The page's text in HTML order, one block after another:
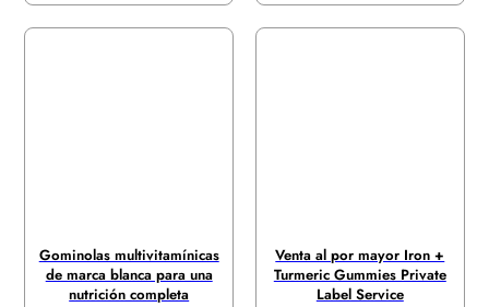
Gominolas multivitamínicas
de marca blanca para una
nutrición completa
Venta al por mayor Iron +
Turmeric Gummies Private
Label Service